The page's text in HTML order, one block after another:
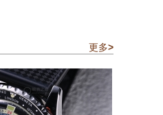
更多>